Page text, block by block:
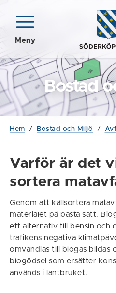
Meny
Bostad
Hem / Bostad och Miljö /
Varför är det
sortera
Genom att källsortera
materialet på bästa sätt.
ett alternativ till bensin och
trafikens negativa
omvandlas till biogas bildas
biogödsel som ersätter
används i lantbruket.